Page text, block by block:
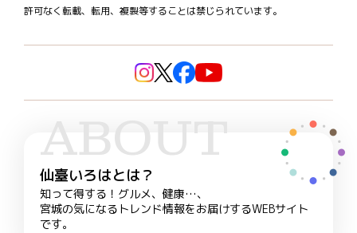
許可なく転載、転用、複製等することは禁じられています。
ABOUT
仙臺いろはとは？
知って得する！グルメ、健康…、
宮城の気になるトレンド情報をお届けするWEBサイト
です。